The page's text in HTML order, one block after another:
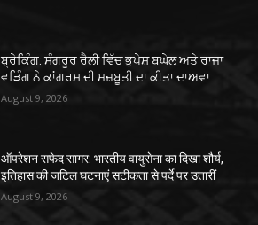
ਬ੍ਰੇਕਿੰਗ: ਸੰਗਰੂਰ ਰੈਲੀ ਵਿੱਚ ਭੁਪੇਸ਼ ਬਘੇਲ ਅਤੇ ਰਾਜਾ
ਵੜਿੰਗ ਨੇ ਕਾਂਗਰਸ ਦੀ ਮਜ਼ਬੂਤੀ ਦਾ ਕੀਤਾ ਦਾਅਵਾ
August 9, 2026
ऑपरेशन सफेद सागर: भारतीय वायुसेना का दिखा शौर्य,
इतिहास की जटिल घटनाएं सटीकता से पर्दे पर उतारीं
August 9, 2026